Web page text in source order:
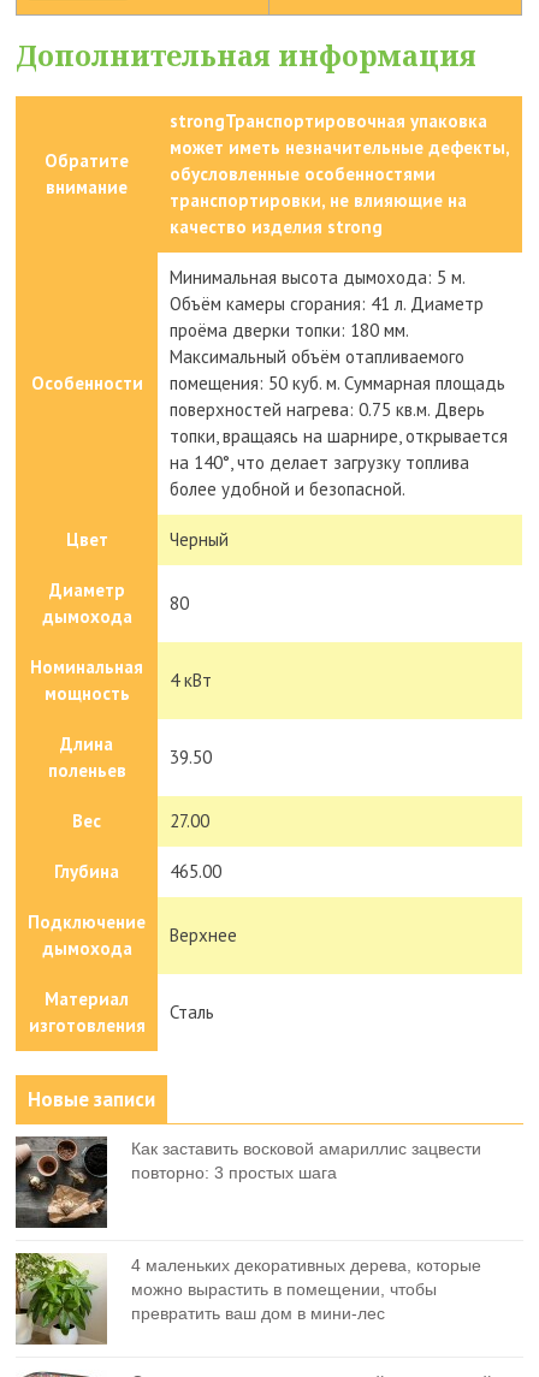
Дополнительная информация
Обратите
внимание
strongТранспортировочная упаковка
может иметь незначительные дефекты,
обусловленные особенностями
транспортировки, не влияющие на
качество изделия strong
Особенности
Минимальная высота дымохода: 5 м.
Объём камеры сгорания: 41 л. Диаметр
проёма дверки топки: 180 мм.
Максимальный объём отапливаемого
помещения: 50 куб. м. Суммарная площадь
поверхностей нагрева: 0.75 кв.м. Дверь
топки, вращаясь на шарнире, открывается
на 140°, что делает загрузку топлива
более удобной и безопасной.
Цвет Черный
Диаметр
дымохода
80
Номинальная
мощность
4 кВт
Длина
поленьев
39.50
Вес 27.00
Глубина 465.00
Подключение
дымохода
Верхнее
Материал
изготовления
Сталь
Новые записи
Как заставить восковой амариллис зацвести
повторно: 3 простых шага
4 маленьких декоративных дерева, которые
можно вырастить в помещении, чтобы
превратить ваш дом в мини-лес